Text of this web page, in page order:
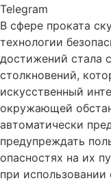
Telegram
В сфере проката
технологии
достижений стала
столкновений,
искусственный
окружающей
автоматически
предупреждать
опасностях на их
при использовании